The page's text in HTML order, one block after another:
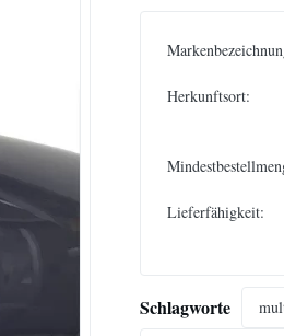
Herkunftsort:
Lieferfähigkeit:
Schlagworte